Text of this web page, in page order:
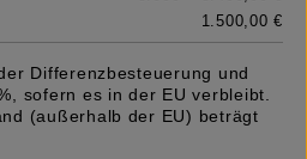
1.500,00 €
Differenzbesteuerung und
sofern es in der EU verbleibt.
(außerhalb der EU) beträgt